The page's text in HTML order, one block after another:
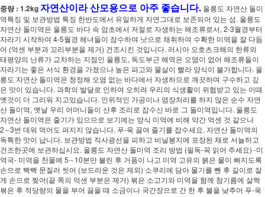
중량 : 1.2kg자연산이라 산모용으로 아주 좋습니다. 울릉도 자연산 돌미
역특징 및 보관방법 특징 한반도에서 유일하게 자연그대로 보존되어 있는 섬. 울릉도
자연산 돌미역은 울릉도 바다 속 암초에서 저절로 자생하는 해조류로서, 2-3월경부터
자라기 시작하여 4-5월경 해녀들이 잠수하여 낫으로 채취하여 수확한 미역을 잘 다듬
어 (억센 부분과 꼬리부분을 제거) 건조시킨 것입니다. 러시아 오호츠크해의 한류와
태평양의 난류가 교차하는 지점인 울릉도, 독도부근 해역은 오염이 없어 해조류들이
자라기는 좋은 서식 환경을 가졌으나 높은 파고와 물살이 빨라 양식이 불가합니다. 울
릉도 자연산 돌미역은 청정해 오염 없는 바다에서 자생하므로 깨끗하며 구수하고 깊
은 맛이 있습니다. 과학의 발달로 인하여 오히려 우리의 식생활이 위협받고 있는 이때
옛것이 더 그리워 지고있습니다. 인위적인 가공이나 염장처리를 하지 않은 순수 자연
산 돌미역, 옛날 우리 어머니들이 산후 조리로 잡수신 바로 그 돌미역입니다. 울릉도
자연산 돌미역은 줄기가 있으므로 보기에는 양식 미역에 비해 약간 억센 것 같으나
2∼3번 데워 먹어도 퍼지지 않습니다. 푸-욱 끓여 줄기를 잡수세요. 자연산 돌미역의
독특한 맛이 납니다. 보관방법 직사광선을 피하고 비닐봉지에 포장된 채로 서늘하고
건조한곳에 보관하십시요. 울릉도 자연산 돌미역 조리 방법 (필독-꼭 읽어 주세요) -미
역국- 미역을 찬물에 5∼10분만 불린 후 거품이 나고 미역 고유의 붉은 물이 빠지도록
손으로 빡빡 문질러 씻어 (보드라운 것은 제외) 소쿠리에 담아 물기를 뺀 후 길이로 잘
게 손으로 찢어(끝 쪽의 억센 부분은 제거) 볶은 소고기와 미역을 함께 참기름에 살짝
볶은 후 적당량의 물을 부어 끓을 때 소금이나 국간장으로 간 한 후 불을 낮추어 푸-욱